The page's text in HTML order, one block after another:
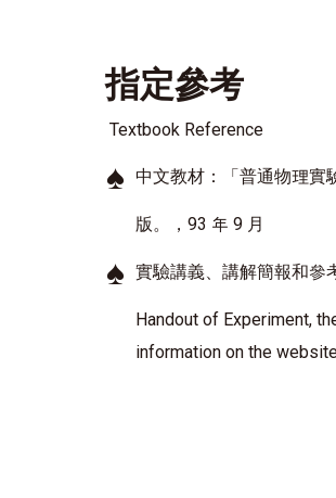
指定參考
Textbook Reference
♠ 中文教材：「普通物理實
版。，93 年 9 月
♠ 實驗講義、講解簡報和參
Handout of Experiment,
information on the